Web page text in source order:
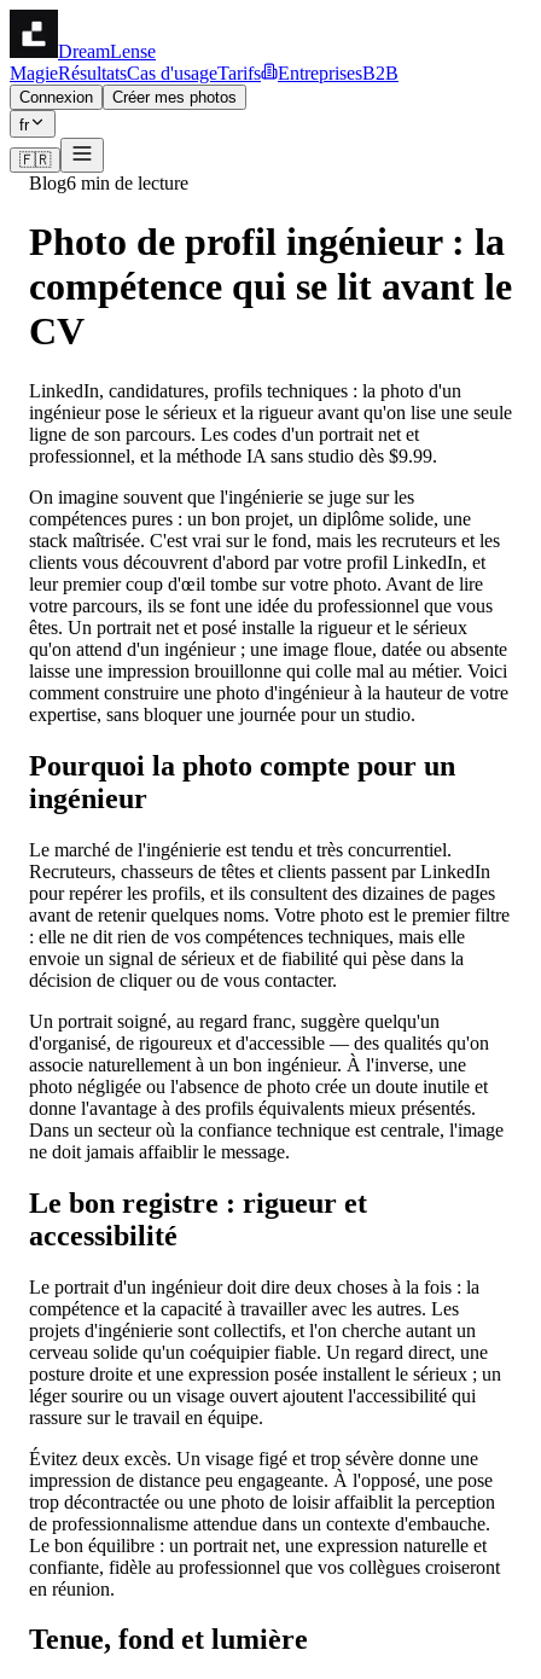
DreamLense
MagieRésultatsCas d'usageTarifs EntreprisesB2B
Connexion
Créer mes photos
fr
🇫🇷
Blog6 min de lecture
Photo de profil ingénieur : la
compétence qui se lit avant le
CV
LinkedIn, candidatures, profils techniques : la photo d'un
ingénieur pose le sérieux et la rigueur avant qu'on lise une seule
ligne de son parcours. Les codes d'un portrait net et
professionnel, et la méthode IA sans studio dès $9.99.
On imagine souvent que l'ingénierie se juge sur les
compétences pures : un bon projet, un diplôme solide, une
stack maîtrisée. C'est vrai sur le fond, mais les recruteurs et les
clients vous découvrent d'abord par votre profil LinkedIn, et
leur premier coup d'œil tombe sur votre photo. Avant de lire
votre parcours, ils se font une idée du professionnel que vous
êtes. Un portrait net et posé installe la rigueur et le sérieux
qu'on attend d'un ingénieur ; une image floue, datée ou absente
laisse une impression brouillonne qui colle mal au métier. Voici
comment construire une photo d'ingénieur à la hauteur de votre
expertise, sans bloquer une journée pour un studio.
Pourquoi la photo compte pour un
ingénieur
Le marché de l'ingénierie est tendu et très concurrentiel.
Recruteurs, chasseurs de têtes et clients passent par LinkedIn
pour repérer les profils, et ils consultent des dizaines de pages
avant de retenir quelques noms. Votre photo est le premier filtre
: elle ne dit rien de vos compétences techniques, mais elle
envoie un signal de sérieux et de fiabilité qui pèse dans la
décision de cliquer ou de vous contacter.
Un portrait soigné, au regard franc, suggère quelqu'un
d'organisé, de rigoureux et d'accessible — des qualités qu'on
associe naturellement à un bon ingénieur. À l'inverse, une
photo négligée ou l'absence de photo crée un doute inutile et
donne l'avantage à des profils équivalents mieux présentés.
Dans un secteur où la confiance technique est centrale, l'image
ne doit jamais affaiblir le message.
Le bon registre : rigueur et
accessibilité
Le portrait d'un ingénieur doit dire deux choses à la fois : la
compétence et la capacité à travailler avec les autres. Les
projets d'ingénierie sont collectifs, et l'on cherche autant un
cerveau solide qu'un coéquipier fiable. Un regard direct, une
posture droite et une expression posée installent le sérieux ; un
léger sourire ou un visage ouvert ajoutent l'accessibilité qui
rassure sur le travail en équipe.
Évitez deux excès. Un visage figé et trop sévère donne une
impression de distance peu engageante. À l'opposé, une pose
trop décontractée ou une photo de loisir affaiblit la perception
de professionnalisme attendue dans un contexte d'embauche.
Le bon équilibre : un portrait net, une expression naturelle et
confiante, fidèle au professionnel que vos collègues croiseront
en réunion.
Tenue, fond et lumière